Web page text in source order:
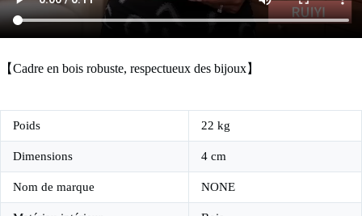
【Cadre en bois robuste, respectueux des bijoux】
Poids 22 kg
Dimensions 4 cm
Nom de marque NONE